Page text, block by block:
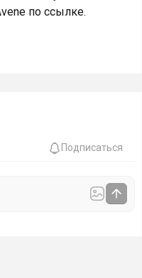
по ссылке.
Подписаться